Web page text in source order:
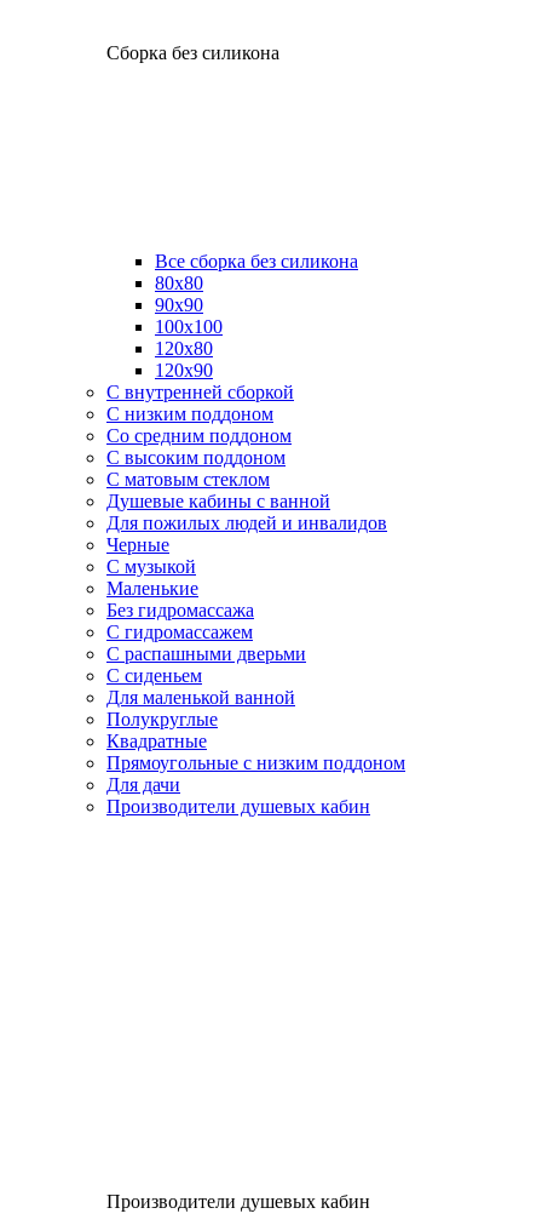
Сборка без силикона
Все сборка без силикона
80х80
90х90
100х100
120х80
120х90
С внутренней сборкой
C низким поддоном
Со средним поддоном
С высоким поддоном
С матовым стеклом
Душевые кабины с ванной
Для пожилых людей и инвалидов
Черные
С музыкой
Маленькие
Без гидромассажа
С гидромассажем
С распашными дверьми
С сиденьем
Для маленькой ванной
Полукруглые
Квадратные
Прямоугольные с низким поддоном
Для дачи
Производители душевых кабин
Производители душевых кабин